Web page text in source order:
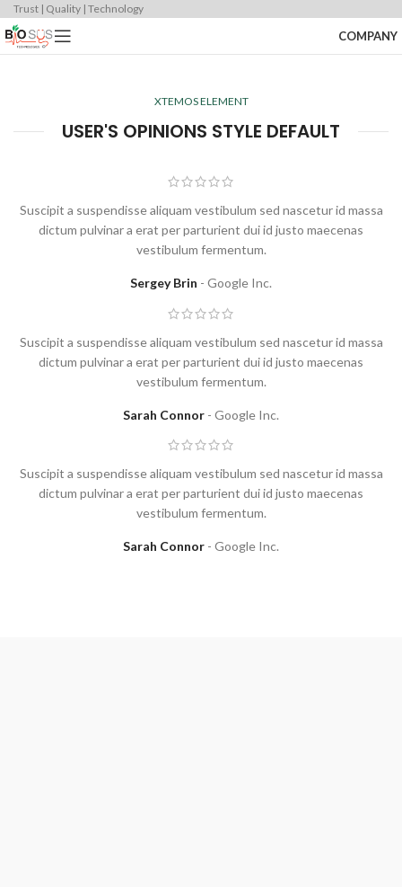
Trust | Quality | Technology
COMPANY
XTEMOS ELEMENT
USER'S OPINIONS STYLE DEFAULT
Suscipit a suspendisse aliquam vestibulum sed nascetur id massa
dictum pulvinar a erat per parturient dui id justo maecenas
vestibulum fermentum.
Sergey Brin Google Inc.
Suscipit a suspendisse aliquam vestibulum sed nascetur id massa
dictum pulvinar a erat per parturient dui id justo maecenas
vestibulum fermentum.
Sarah Connor Google Inc.
Suscipit a suspendisse aliquam vestibulum sed nascetur id massa
dictum pulvinar a erat per parturient dui id justo maecenas
vestibulum fermentum.
Sarah Connor Google Inc.